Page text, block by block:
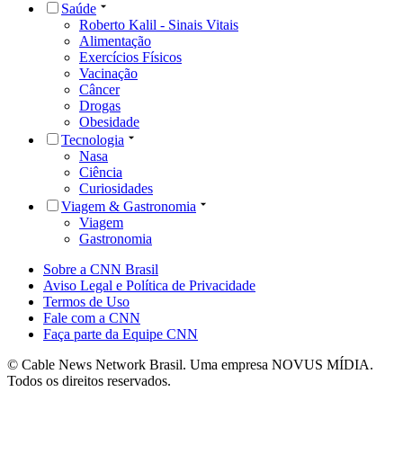
Saúde
Roberto Kalil - Sinais Vitais
Alimentação
Exercícios Físicos
Vacinação
Câncer
Drogas
Obesidade
Tecnologia
Nasa
Ciência
Curiosidades
Viagem & Gastronomia
Viagem
Gastronomia
Sobre a CNN Brasil
Aviso Legal e Política de Privacidade
Termos de Uso
Fale com a CNN
Faça parte da Equipe CNN
© Cable News Network Brasil. Uma empresa NOVUS MÍDIA.
Todos os direitos reservados.